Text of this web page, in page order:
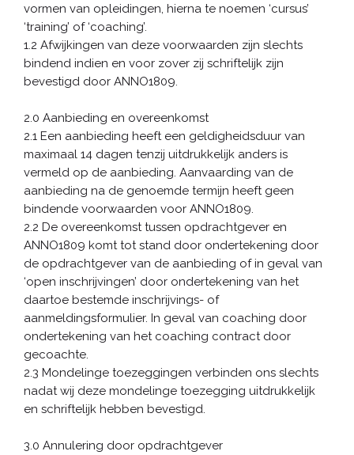
vormen van opleidingen, hierna te noemen ‘cursus’
‘training’ of ‘coaching’.
1.2 Afwijkingen van deze voorwaarden zijn slechts
bindend indien en voor zover zij schriftelijk zijn
bevestigd door ANNO1809.
2.0 Aanbieding en overeenkomst
2.1 Een aanbieding heeft een geldigheidsduur van
maximaal 14 dagen tenzij uitdrukkelijk anders is
vermeld op de aanbieding. Aanvaarding van de
aanbieding na de genoemde termijn heeft geen
bindende voorwaarden voor ANNO1809.
2.2 De overeenkomst tussen opdrachtgever en
ANNO1809 komt tot stand door ondertekening door
de opdrachtgever van de aanbieding of in geval van
‘open inschrijvingen’ door ondertekening van het
daartoe bestemde inschrijvings- of
aanmeldingsformulier. In geval van coaching door
ondertekening van het coaching contract door
gecoachte.
2.3 Mondelinge toezeggingen verbinden ons slechts
nadat wij deze mondelinge toezegging uitdrukkelijk
en schriftelijk hebben bevestigd.
3.0 Annulering door opdrachtgever